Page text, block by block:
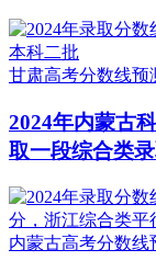
甘肃高考分数线预
2024年内蒙古
取一段综合类
内蒙古高考分数线